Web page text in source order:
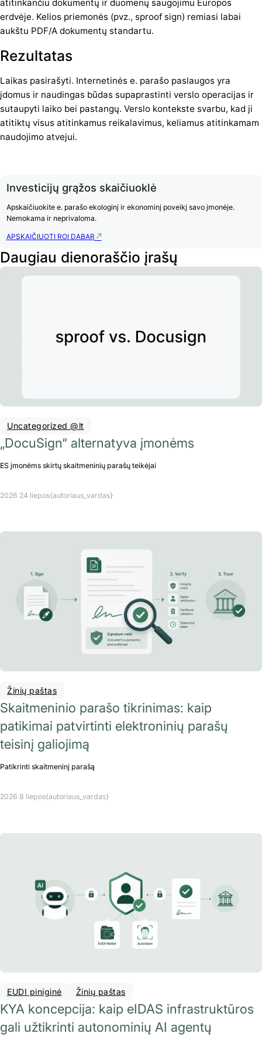
atitinkančiu dokumentų ir duomenų saugojimu Europos
erdvėje. Kelios priemonės (pvz., sproof sign) remiasi labai
aukštu PDF/A dokumentų standartu.
Rezultatas
Laikas pasirašyti. Internetinės e. parašo paslaugos yra
įdomus ir naudingas būdas supaprastinti verslo operacijas ir
sutaupyti laiko bei pastangų. Verslo kontekste svarbu, kad ji
atitiktų visus atitinkamus reikalavimus, keliamus atitinkamam
naudojimo atvejui.
Investicijų grąžos skaičiuoklė
Apskaičiuokite e. parašo ekologinį ir ekonominį poveikį savo įmonėje.
Nemokama ir neprivaloma.
APSKAIČIUOTI ROI DABAR
Daugiau dienoraščio įrašų
Uncategorized @lt
„DocuSign“ alternatyva įmonėms
ES įmonėms skirtų skaitmeninių parašų teikėjai
2026 24 liepos{autoriaus_vardas}
Žinių paštas
Skaitmeninio parašo tikrinimas: kaip
patikimai patvirtinti elektroninių parašų
teisinį galiojimą
Patikrinti skaitmeninį parašą
2026 8 liepos{autoriaus_vardas}
EUDI piniginė Žinių paštas
KYA koncepcija: kaip eIDAS infrastruktūros
gali užtikrinti autonominių AI agentų